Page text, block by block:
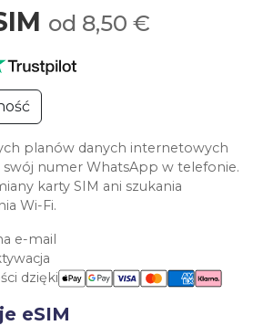
od 8,50 €
planów danych internetowych
swój numer WhatsApp w telefonie.
karty SIM ani szukania
Wi-Fi.
e-mail
dzięki
eSIM